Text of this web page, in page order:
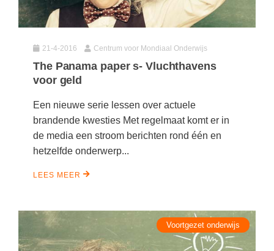
21-4-2016 Centrum voor Mondiaal Onderwijs
The Panama paper s- Vluchthavens
voor geld
Een nieuwe serie lessen over actuele
brandende kwesties Met regelmaat komt er in
de media een stroom berichten rond één en
hetzelfde onderwerp...
LEES MEER
Voortgezet onderwijs